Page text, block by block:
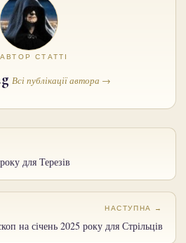
СТАТТІ
Всі публікації автора →
для Терезів
НАСТУПНА →
на січень 2025 року для Стрільців